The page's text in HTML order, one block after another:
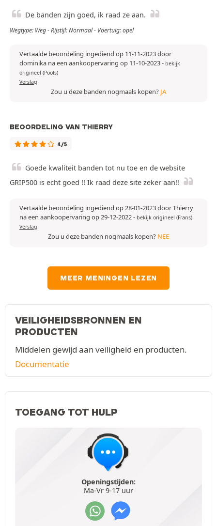
De banden zijn goed, ik raad ze aan.
Wegtype: Weg - Rijstijl: Normaal - Voertuig: opel
Vertaalde beoordeling ingediend op 11-11-2023 door
dominika na een aankoopervaring op 11-10-2023- bekijk
origineel (Pools)
Verslag
Zou u deze banden nogmaals kopen? JA
BEOORDELING VAN THIERRY
4/5
Goede kwaliteit banden tot nu toe en de website
GRIP500 is echt goed !! Ik raad deze site zeker aan!!
Vertaalde beoordeling ingediend op 28-01-2023 door Thierry
na een aankoopervaring op 29-12-2022- bekijk origineel (Frans)
Verslag
Zou u deze banden nogmaals kopen? NEE
MEER MENINGEN LEZEN
VEILIGHEIDSBRONNEN EN
PRODUCTEN
Middelen gewijd aan veiligheid en producten.
Documentatie
TOEGANG TOT HULP
Openingstijden:
Ma-Vr 9-17 uur